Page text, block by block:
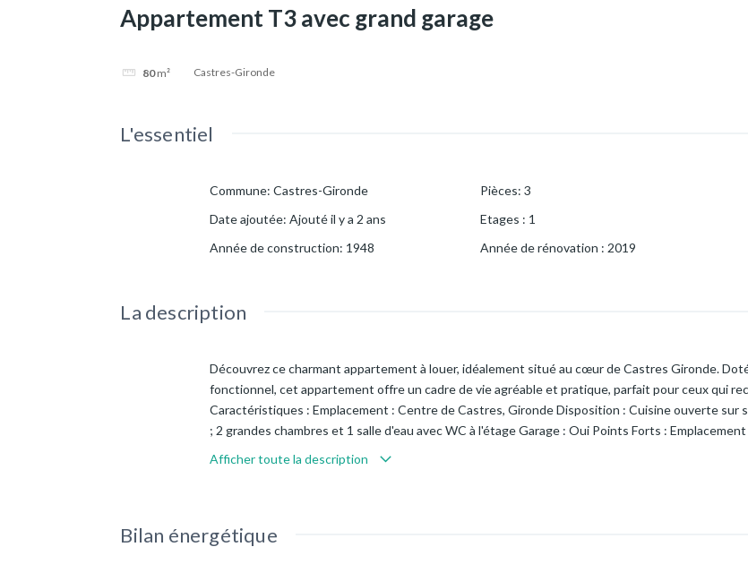
Appartement T3 avec grand garage
80m² Castres-Gironde
L'essentiel
Commune: Castres-Gironde Pièces: 3
Date ajoutée: Ajouté il y a 2 ans Etages : 1
Année de construction: 1948 Année de rénovation : 2019
La description
Découvrez ce charmant appartement à louer, idéalement situé au cœur de Castres Gironde.
fonctionnel, cet appartement offre un cadre de vie agréable et pratique, parfait pour ceux qui
Caractéristiques : Emplacement : Centre de Castres, Gironde Disposition : Cuisine ouverte sur
; 2 grandes chambres et 1 salle d'eau avec WC à l'étage Garage : Oui Points Forts :
ordures ménagères) Dépôt de Garantie : 730 € DISPONIBLE ACTUELLEMENT Pour plus de
Afficher toute la description
Bilan énergétique